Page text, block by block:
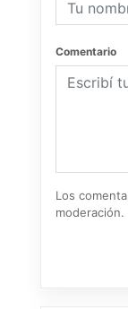
Comentario
Los
moderación.